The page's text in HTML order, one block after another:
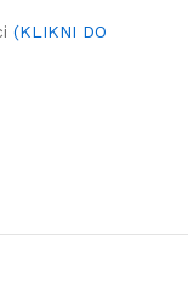
(KLIKNI DO